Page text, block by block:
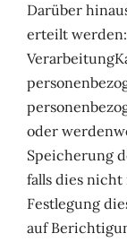
Darüber
erteilt
oder
Speicherung
falls dies
Festlegung
auf